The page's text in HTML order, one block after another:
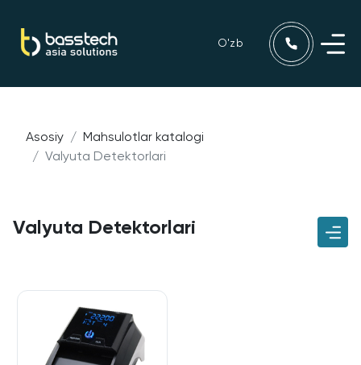
O'zb
Asosiy
Mahsulotlar katalogi
Valyuta Detektorlari
Valyuta Detektorlari